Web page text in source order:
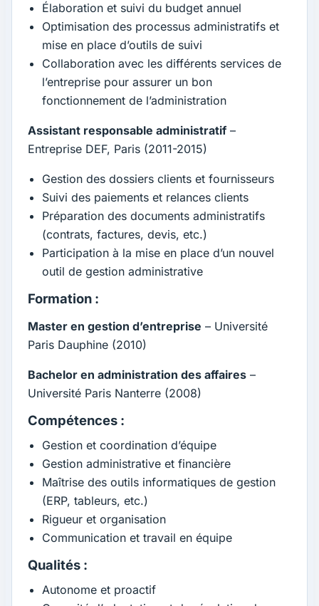
Élaboration et suivi du budget annuel
Optimisation des processus administratifs et
mise en place d’outils de suivi
Collaboration avec les différents services de
l’entreprise pour assurer un bon
fonctionnement de l’administration
Assistant responsable administratif –
Entreprise DEF, Paris (2011-2015)
Gestion des dossiers clients et fournisseurs
Suivi des paiements et relances clients
Préparation des documents administratifs
(contrats, factures, devis, etc.)
Participation à la mise en place d’un nouvel
outil de gestion administrative
Formation :
Master en gestion d’entreprise – Université
Paris Dauphine (2010)
Bachelor en administration des affaires –
Université Paris Nanterre (2008)
Compétences :
Gestion et coordination d’équipe
Gestion administrative et financière
Maîtrise des outils informatiques de gestion
(ERP, tableurs, etc.)
Rigueur et organisation
Communication et travail en équipe
Qualités :
Autonome et proactif